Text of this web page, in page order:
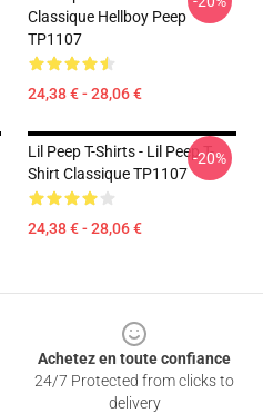
Classique Hellboy Peep
TP1107
24,38 € - 28,06 €
Lil Peep T-Shirts - Lil Peep T-
Shirt Classique TP1107
24,38 € - 28,06 €
-20%
Achetez en toute confiance
24/7 Protected from clicks to
delivery